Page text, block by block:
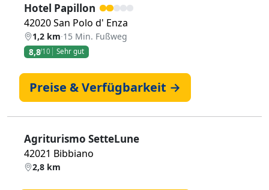
Hotel Papillon
42020 San Polo d' Enza
1,2 km·15 Min. Fußweg
8,8/10 Sehr gut
Preise & Verfügbarkeit →
Agriturismo SetteLune
42021 Bibbiano
2,8 km